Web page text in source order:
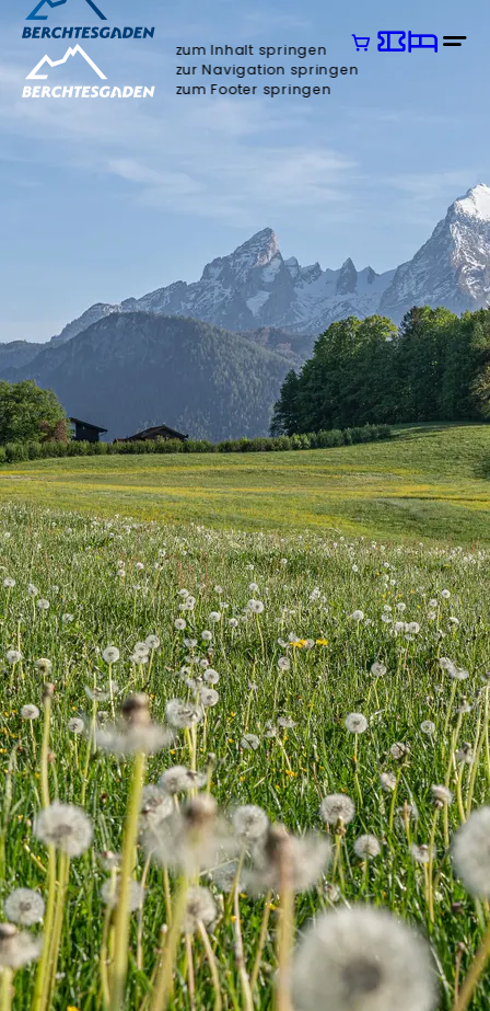
zum Inhalt springen
zur Navigation springen
zum Footer springen